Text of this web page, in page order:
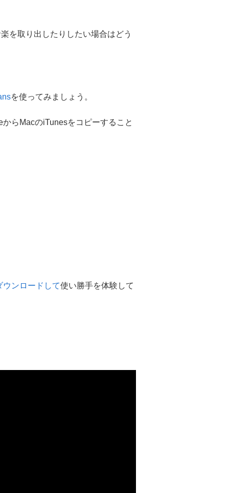
を取り出したりしたい場合はどう
を使ってみましょう。
らMacのiTunesをコピーすること
ンロードして使い勝手を体験して